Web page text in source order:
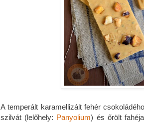
A temperált karamellizált fehér
szilvát (lelőhely: Panyolium) és őrölt